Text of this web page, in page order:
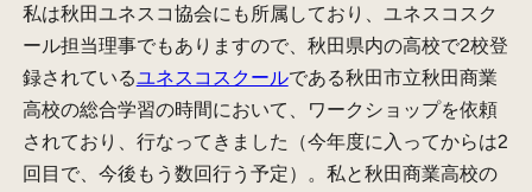
私は秋田ユネスコ協会にも所属しており、ユネスコスク
ール担当理事でもありますので、秋田県内の高校で2校登
録されているユネスコスクールである秋田市立秋田商業
高校の総合学習の時間において、ワークショップを依頼
されており、行なってきました（今年度に入ってからは2
回目で、今後もう数回行う予定）。私と秋田商業高校の